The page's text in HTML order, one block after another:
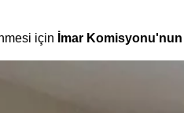
için İmar Komisyonu'nun